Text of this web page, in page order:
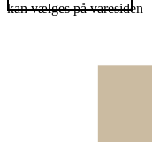
kan vælges på varesiden